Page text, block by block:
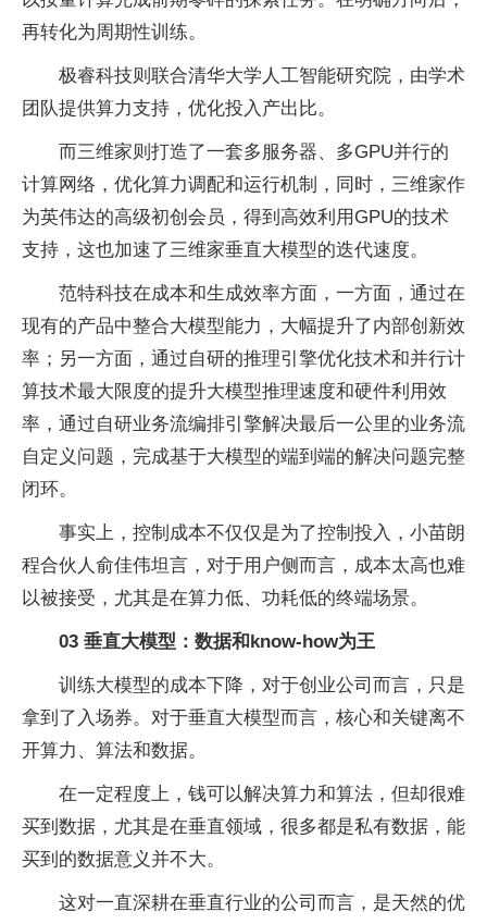
再转化为周期性训练。
极睿科技则联合清华大学人工智能研究院，由学术
团队提供算力支持，优化投入产出比。
而三维家则打造了一套多服务器、多GPU并行的
计算网络，优化算力调配和运行机制，同时，三维家作
为英伟达的高级初创会员，得到高效利用GPU的技术
支持，这也加速了三维家垂直大模型的迭代速度。
范特科技在成本和生成效率方面，一方面，通过在
现有的产品中整合大模型能力，大幅提升了内部创新效
率；另一方面，通过自研的推理引擎优化技术和并行计
算技术最大限度的提升大模型推理速度和硬件利用效
率，通过自研业务流编排引擎解决最后一公里的业务流
自定义问题，完成基于大模型的端到端的解决问题完整
闭环。
事实上，控制成本不仅仅是为了控制投入，小苗朗
程合伙人俞佳伟坦言，对于用户侧而言，成本太高也难
以被接受，尤其是在算力低、功耗低的终端场景。
03 垂直大模型：数据和know-how为王
训练大模型的成本下降，对于创业公司而言，只是
拿到了入场券。对于垂直大模型而言，核心和关键离不
开算力、算法和数据。
在一定程度上，钱可以解决算力和算法，但却很难
买到数据，尤其是在垂直领域，很多都是私有数据，能
买到的数据意义并不大。
这对一直深耕在垂直行业的公司而言，是天然的优